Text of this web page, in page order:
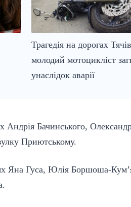
Трагедія на дорогах
молодий мотоцикліст
унаслідок аварії
Андрія Бачинського,
Приютському.
Яна Гуса, Юлія Боршоша-